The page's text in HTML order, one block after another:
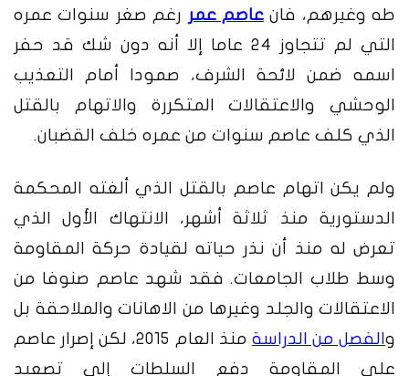
طه وغيرهم، فانعاصم عمر رغم صغر سنوات عمره
التي لم تتجاوز 24 عاما إلا أنه دون شك قد حفر
اسمه ضمن لائحة الشرف، صمودا أمام التعذيب
الوحشي والاعتقالات المتكررة والاتهام بالقتل
الذي كلف عاصم سنوات من عمره خلف القضبان.
ولم يكن اتهام عاصم بالقتل الذي ألغته المحكمة
الدستورية منذ ثلاثة أشهر، الانتهاك الأول الذي
تعرض له منذ أن نذر حياته لقيادة حركة المقاومة
وسط طلاب الجامعات. فقد شهد عاصم صنوفا من
الاعتقالات والجلد وغيرها من الاهانات والملاحقة بل
و الفصل من الدراسة
منذ العام 2015، لكن إصرار عاصم
على المقاومة دفع السلطات إلى تصعيد